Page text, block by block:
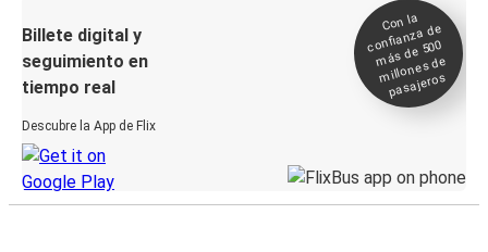
Billete digital y
seguimiento en
tiempo real
Descubre la App de Flix
Con la
confianza de
más de 500
millones de
pasajeros